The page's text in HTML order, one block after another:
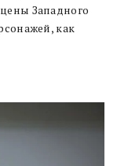
Западного
как